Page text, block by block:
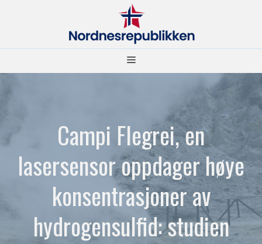
Meny
Campi Flegrei, en
lasersensor oppdager høye
konsentrasjoner av
hydrogensulfid: studien